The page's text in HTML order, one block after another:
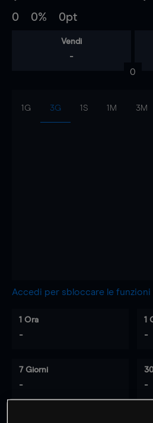
0 0% 0pt
Vendi
-
0
1G 3G 1S 1M 3M
Accedi per sbloccare le funzioni
1 Ora
-
1
-
7 Giorni
- -